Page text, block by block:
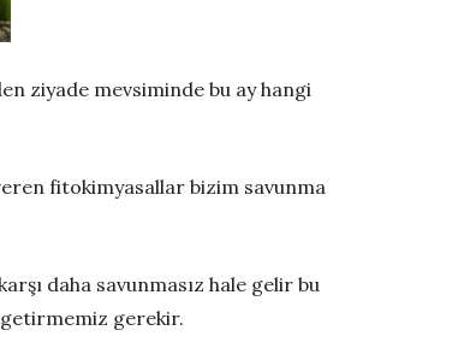
ziyade mevsiminde bu ay hangi
fitokimyasallar bizim savunma
daha savunmasız hale gelir bu
getirmemiz gerekir.